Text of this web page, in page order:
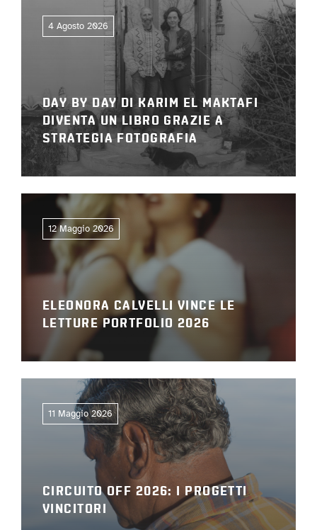
4 Agosto 2026
DAY BY DAY DI KARIM EL MAKTAFI
DIVENTA UN LIBRO GRAZIE A
STRATEGIA FOTOGRAFIA
12 Maggio 2026
ELEONORA CALVELLI VINCE LE
LETTURE PORTFOLIO 2026
11 Maggio 2026
CIRCUITO OFF 2026: I PROGETTI
VINCITORI